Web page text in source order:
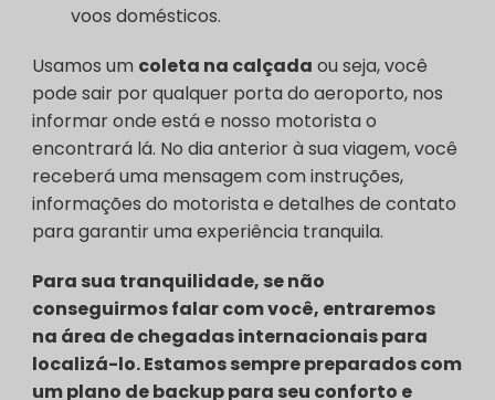
voos domésticos.
Usamos um coleta na calçada ou seja, você
pode sair por qualquer porta do aeroporto, nos
informar onde está e nosso motorista o
encontrará lá. No dia anterior à sua viagem, você
receberá uma mensagem com instruções,
informações do motorista e detalhes de contato
para garantir uma experiência tranquila.
Para sua tranquilidade, se não
conseguirmos falar com você, entraremos
na área de chegadas internacionais para
localizá-lo. Estamos sempre preparados com
um plano de backup para seu conforto e